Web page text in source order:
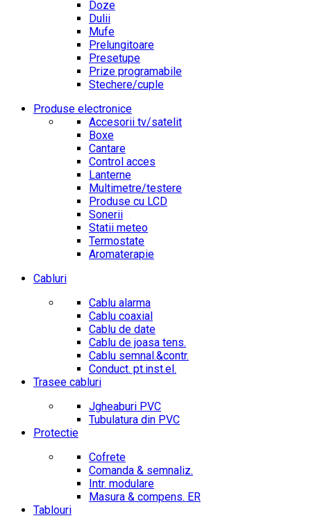
Doze
Dulii
Mufe
Prelungitoare
Presetupe
Prize programabile
Stechere/cuple
Produse electronice
Accesorii tv/satelit
Boxe
Cantare
Control acces
Lanterne
Multimetre/testere
Produse cu LCD
Sonerii
Statii meteo
Termostate
Aromaterapie
Cabluri
Cablu alarma
Cablu coaxial
Cablu de date
Cablu de joasa tens.
Cablu semnal.&contr.
Conduct. pt.inst.el.
Trasee cabluri
Jgheaburi PVC
Tubulatura din PVC
Protectie
Cofrete
Comanda & semnaliz.
Intr. modulare
Masura & compens. ER
Tablouri